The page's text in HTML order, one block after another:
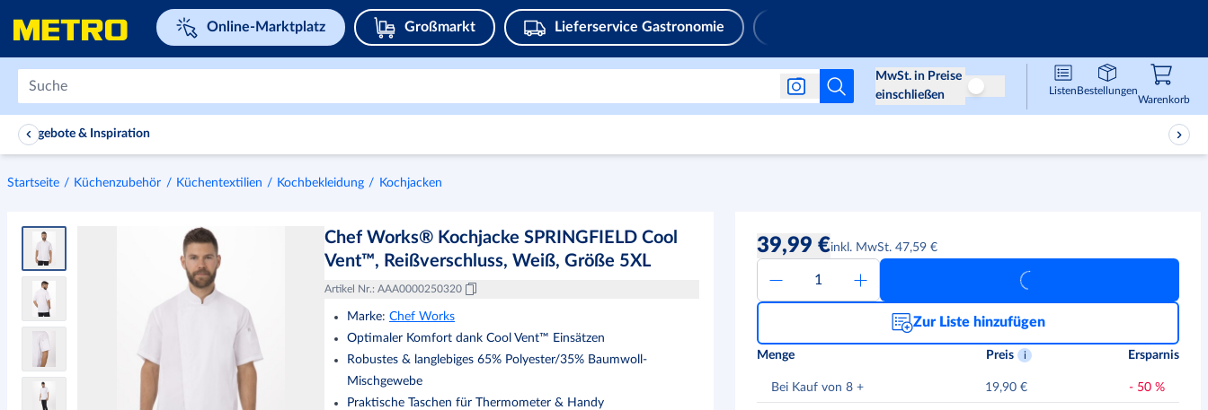
Navigieren Sie zu home pageOnline-Marktplatz Großmarkt Lieferservice Gastronomie
MwSt. in Preise
einschließen
Preise ohne MwSt
ListenBestellungen
Warenkorb,
Angebote & Inspiration
Startseite Küchenzubehör Küchentextilien Kochbekleidung Kochjacken
Chef Works® Kochjacke SPRINGFIELD Cool
Vent™, Reißverschluss, Weiß, Größe 5XL
Artikel Nr.: AAA0000250320
Marke: Chef Works
Optimaler Komfort dank Cool Vent™ Einsätzen
Robustes & langlebiges 65% Polyester/35% Baumwoll-
Mischgewebe
Praktische Taschen für Thermometer & Handy
39,99 €inkl. MwSt. 47,59 €
Zur Liste hinzufügen
Menge Preis Ersparnis
Bei Kauf von 8 + 19,90 € - 50%